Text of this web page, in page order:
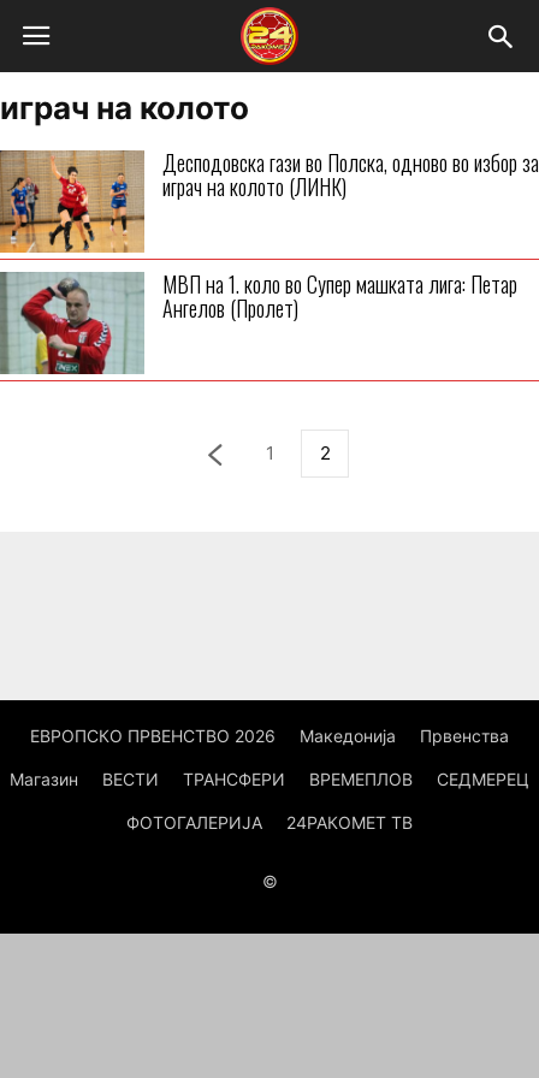
играч на колото
Десподовска гази во Полска, одново во избор за
играч на колото (ЛИНК)
МВП на 1. коло во Супер машката лига: Петар
Ангелов (Пролет)
1 2
ЕВРОПСКО ПРВЕНСТВО 2026 Македонија Првенства
Магазин ВЕСТИ ТРАНСФЕРИ ВРЕМЕПЛОВ СЕДМЕРЕЦ
ФОТОГАЛЕРИЈА 24РАКОМЕТ ТВ
©